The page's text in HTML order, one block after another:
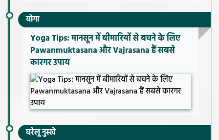
योगा
Yoga Tips: मानसून में बीमारियों से बचने के लिए
Pawanmuktasana और Vajrasana हैं सबसे
कारगर उपाय
घरेलू नुस्खे